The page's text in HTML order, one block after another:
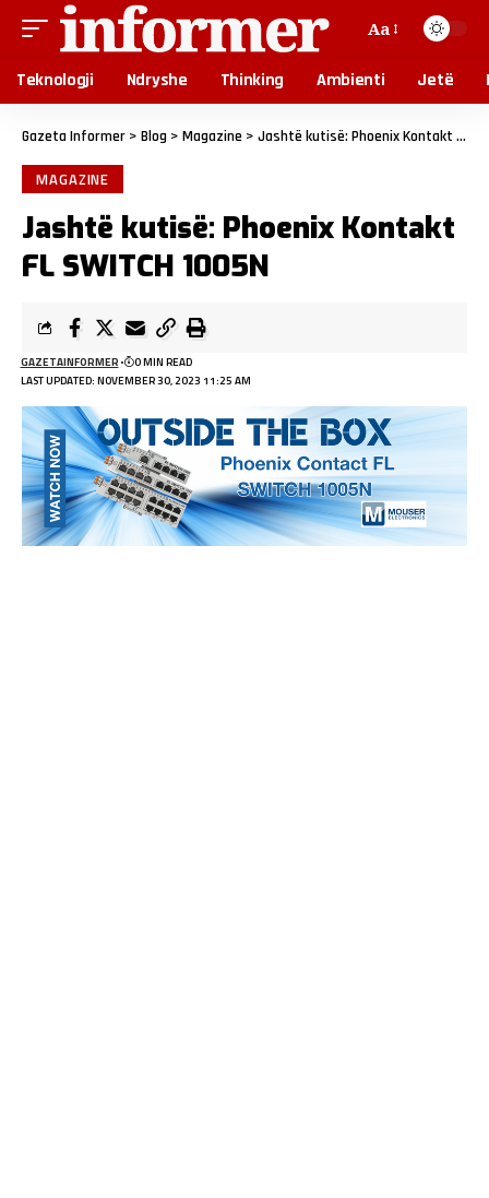
Aa
Teknologji Ndryshe Thinking Ambienti Jetë
Gazeta Informer > Blog > Magazine > Jashtë kutisë: Phoenix Kontakt FL SWITCH 1005N
MAGAZINE
Jashtë kutisë: Phoenix Kontakt
FL SWITCH 1005N
LAST UPDATED: NOVEMBER 30, 2023 11:25 AM
GAZETAINFORMER 0 MIN READ